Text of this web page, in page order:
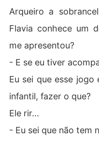
Arqueiro a
Flavia conhece um
me apresentou?
- E se eu tiver
Eu sei que esse jogo
infantil, fazer o que?
Ele rir...
- Eu sei que não tem